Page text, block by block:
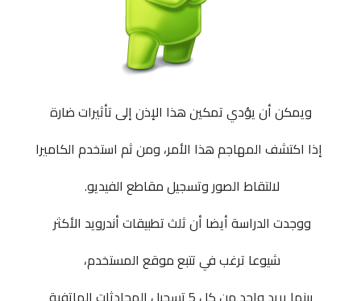
ويمكن أن يؤدي تمكين هذا الإذن إلى تأثيرات ضارة
إذا اكتشف المهاجم هذا الأمر، ومن ثم استخدم الكاميرا
لالتقاط الصور وتسجيل مقاطع الفيديو.
ووجدت الدراسة أيضا أن ثلث تطبيقات أندرويد الأكثر
شيوعا ترغب في تتبع موقع المستخدم،